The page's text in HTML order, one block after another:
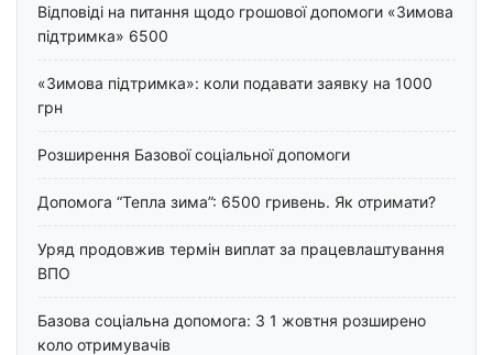
Відповіді на питання щодо грошової допомоги «Зимова
підтримка» 6500
«Зимова підтримка»: коли подавати заявку на 1000
грн
Розширення Базової соціальної допомоги
Допомога “Тепла зима”: 6500 гривень. Як отримати?
Уряд продовжив термін виплат за працевлаштування
ВПО
Базова соціальна допомога: З 1 жовтня розширено
коло отримувачів